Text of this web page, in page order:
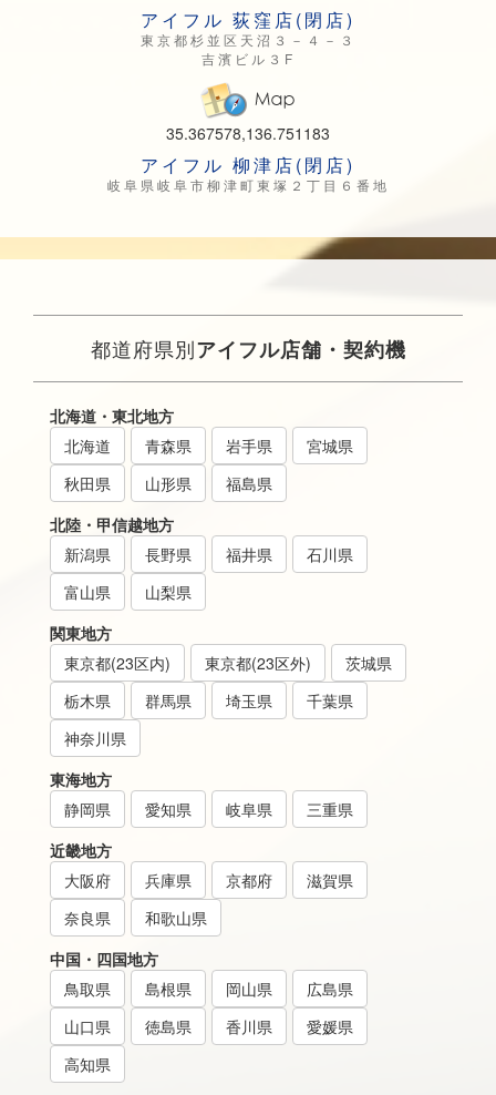
アイフル 荻窪店(閉店)
東京都杉並区天沼３－４－３
吉濱ビル３F
35.367578,136.751183
アイフル 柳津店(閉店)
岐阜県岐阜市柳津町東塚２丁目６番地
都道府県別アイフル店舗・契約機
北海道・東北地方
北海道
青森県 岩手県
宮城県
秋田県
山形県
福島県
北陸・甲信越地方
新潟県
長野県 福井県
石川県
富山県
山梨県
関東地方
東京都(23区内)
東京都(23区外)
茨城県
栃木県
群馬県 埼玉県
千葉県
神奈川県
東海地方
静岡県
愛知県 岐阜県
三重県
近畿地方
大阪府
兵庫県 京都府
滋賀県
奈良県
和歌山県
中国・四国地方
鳥取県
島根県 岡山県
広島県
山口県
徳島県 香川県
愛媛県
高知県